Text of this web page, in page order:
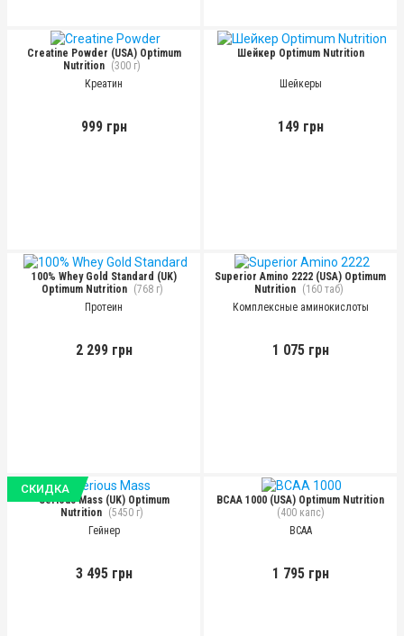
Creatine Powder (USA) Optimum
Nutrition (300 г)
Креатин
999 грн
Шейкер Optimum Nutrition
Шейкеры
149 грн
100% Whey Gold Standard (UK)
Optimum Nutrition
(768 г)
Протеин
2 299 грн
Superior Amino 2222 (USA) Optimum
Nutrition
(160 таб)
Комплексные аминокислоты
1 075 грн
СКИДКА
Serious Mass (UK) Optimum
Nutrition (5450 г)
Гейнер
3 495 грн
BCAA 1000 (USA) Optimum Nutrition
(400 капс)
BCAA
1 795 грн